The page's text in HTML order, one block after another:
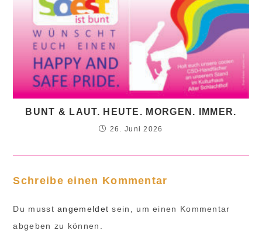
BUNT & LAUT. HEUTE. MORGEN. IMMER.
26. Juni 2026
Schreibe einen Kommentar
Du musstangemeldet sein, um einen Kommentar
abgeben zu können.